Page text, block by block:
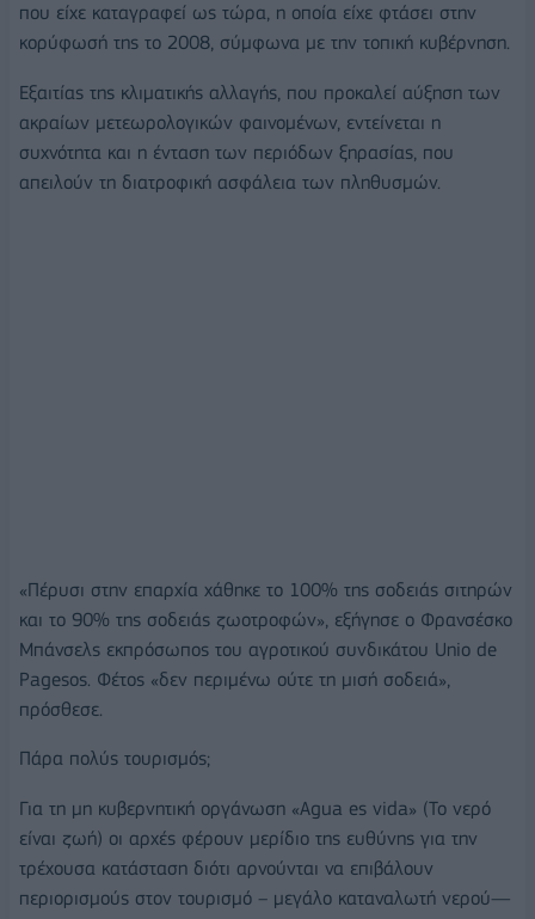
που είχε καταγραφεί ως τώρα, η οποία είχε φτάσει στην
κορύφωσή της το 2008, σύμφωνα με την τοπική κυβέρνηση.
Εξαιτίας της κλιματικής αλλαγής, που προκαλεί αύξηση των
ακραίων μετεωρολογικών φαινομένων, εντείνεται η
συχνότητα και η ένταση των περιόδων ξηρασίας, που
απειλούν τη διατροφική ασφάλεια των πληθυσμών.
«Πέρυσι στην επαρχία χάθηκε το 100% της σοδειάς σιτηρών
και το 90% της σοδειάς ζωοτροφών», εξήγησε ο Φρανσέσκο
Μπάνσελς εκπρόσωπος του αγροτικού συνδικάτου Unio de
Pagesos. Φέτος «δεν περιμένω ούτε τη μισή σοδειά»,
πρόσθεσε.
Πάρα πολύς τουρισμός;
Για τη μη κυβερνητική οργάνωση «Agua es vida» (Το νερό
είναι ζωή) οι αρχές φέρουν μερίδιο της ευθύνης για την
τρέχουσα κατάσταση διότι αρνούνται να επιβάλουν
περιορισμούς στον τουρισμό – μεγάλο καταναλωτή νερού—